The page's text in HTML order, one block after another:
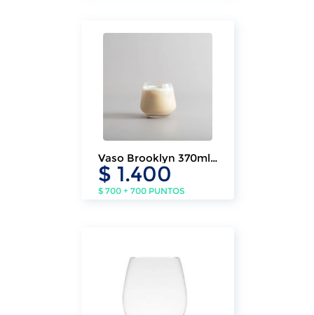
Vaso Brooklyn 370ml
Deli (6 Un.)
$ 1.400
$ 700 + 700 PUNTOS